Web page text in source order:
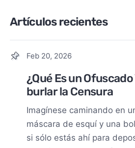
Artículos recientes
Feb 20, 2026
¿Qué Es un
burlar la Censura
Imagínese caminando en
máscara de esquí y una
si sólo estás ahí para